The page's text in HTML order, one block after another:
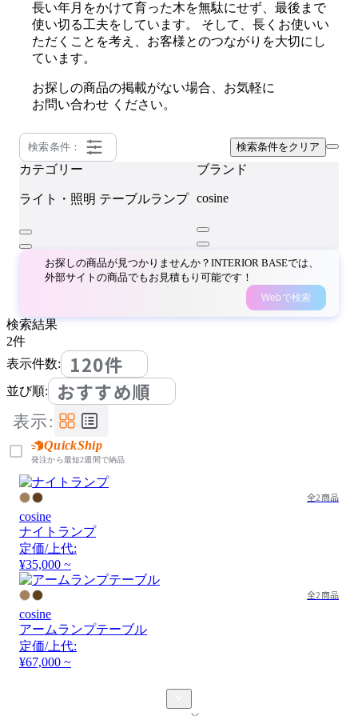
長い年月をかけて育った木を無駄にせず、最後まで
使い切る工夫をしています。 そして、長くお使いい
ただくことを考え、お客様とのつながりを大切にし
ています。
お探しの商品の掲載がない場合、お気軽に
お問い合わせ ください。
検索条件： 検索条件をクリア
カテゴリー
ライト・照明 テーブルランプ
ブランド
cosine
お探しの商品が見つかりませんか？INTERIOR BASEでは、
外部サイトの商品でもお見積もり可能です！
Webで検索
検索結果
2件
表示件数:
120件
並び順: おすすめ順
表示:
QuickShip
発注から最短2週間で納品
全2商品
cosine
ナイトランプ
定価/上代:
¥35,000 ~
全2商品
cosine
アームランプテーブル
定価/上代:
¥67,000 ~